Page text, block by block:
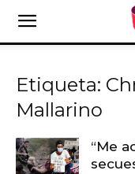
Etiqueta:
Mallarino
“Me